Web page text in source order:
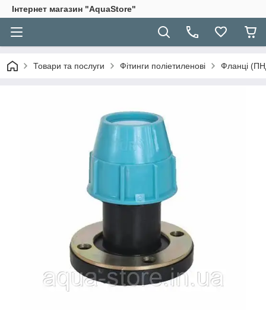
Інтернет магазин "AquaStore"
Товари та послуги Фітинги поліетиленові Фланці